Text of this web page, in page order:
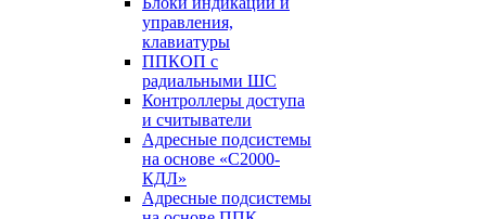
управления,
клавиатуры
ППКОП с
радиальными ШС
Контроллеры доступа
и считыватели
Адресные подсистемы
на основе «С2000-
КДЛ»
Адресные подсистемы